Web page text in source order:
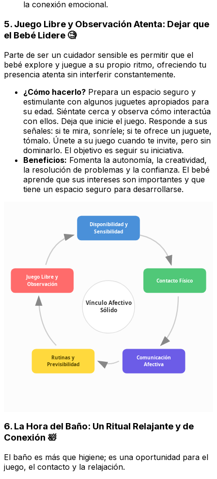
la conexión emocional.
5. Juego Libre y Observación Atenta: Dejar que
el Bebé Lidere 🧐
Parte de ser un cuidador sensible es permitir que el
bebé explore y juegue a su propio ritmo, ofreciendo tu
presencia atenta sin interferir constantemente.
¿Cómo hacerlo? Prepara un espacio seguro y
estimulante con algunos juguetes apropiados para
su edad. Siéntate cerca y observa cómo interactúa
con ellos. Deja que inicie el juego. Responde a sus
señales: si te mira, sonríele; si te ofrece un juguete,
tómalo. Únete a su juego cuando te invite, pero sin
dominarlo. El objetivo es seguir su iniciativa.
Beneficios: Fomenta la autonomía, la creatividad,
la resolución de problemas y la confianza. El bebé
aprende que sus intereses son importantes y que
tiene un espacio seguro para desarrollarse.
Vínculo Afectivo
Sólido
Disponibilidad y
Sensibilidad
Contacto Físico
Comunicación
Afectiva
Rutinas y
Previsibilidad
Juego Libre y
Observación
6. La Hora del Baño: Un Ritual Relajante y de
Conexión 🛀
El baño es más que higiene; es una oportunidad para el
juego, el contacto y la relajación.